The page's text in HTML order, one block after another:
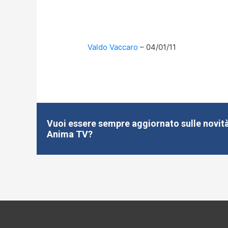
Valdo Vaccaro 04/01/11
Vuoi essere sempre aggiornato sulle
Anima TV?